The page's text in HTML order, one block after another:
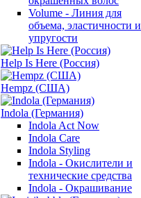
Volume - Линия для
объема, эластичности и
упругости
Help Is Here (Россия)
Hempz (США)
Indola (Германия)
Indola Act Now
Indola Care
Indola Styling
Indola - Окислители и
технические средства
Indola - Окрашивание